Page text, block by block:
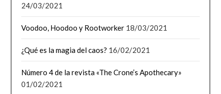
24/03/2021
Voodoo, Hoodoo y Rootworker 18/03/2021
¿Qué es la magia del caos? 16/02/2021
Número 4 de la revista «The Crone’s Apothecary»
01/02/2021